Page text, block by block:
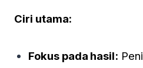
Ciri utama:
Fokus pada hasil: